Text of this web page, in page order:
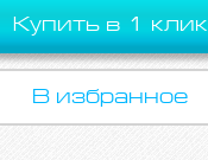
Купить в 1 клик
В избранное